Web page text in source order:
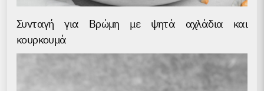
Συνταγή για Βρώμη με ψητά αχλάδια και
κουρκουμά